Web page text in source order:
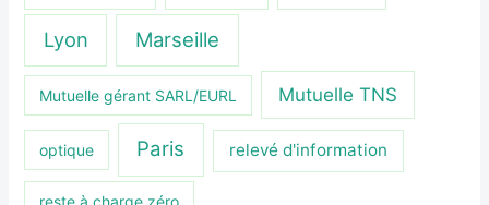
Lyon Marseille
Mutuelle gérant SARL/EURL Mutuelle TNS
optique Paris relevé d'information
reste à charge zéro